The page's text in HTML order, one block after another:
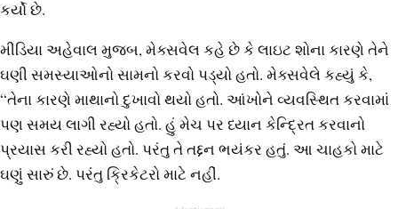
કર્યો છે.
મીડિયા અહેવાલ મુજબ, મેક્સવેલ કહે છે કે લાઇટ શોના કારણે તેને
ઘણી સમસ્યાઓનો સામનો કરવો પડ્યો હતો. મેક્સવેલે કહ્યું કે,
“તેના કારણે માથાનો દુખાવો થયો હતો. આંખોને વ્યવસ્થિત કરવામાં
પણ સમય લાગી રહ્યો હતો. હું મેચ પર ધ્યાન કેન્દ્રિત કરવાનો
પ્રયાસ કરી રહ્યો હતો. પરંતુ તે તદ્દન ભયંકર હતું. આ ચાહકો માટે
ઘણું સારું છે. પરંતુ ક્રિકેટરો માટે નહીં.